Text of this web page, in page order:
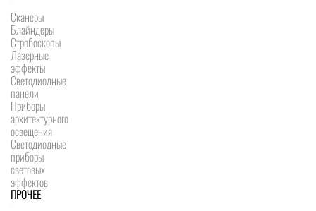
Сканеры
Блайндеры
Стробоскопы
Лазерные
эффекты
Светодиодные
панели
Приборы
архитектурного
освещения
Светодиодные
приборы
световых
эффектов
ПРОЧЕЕ